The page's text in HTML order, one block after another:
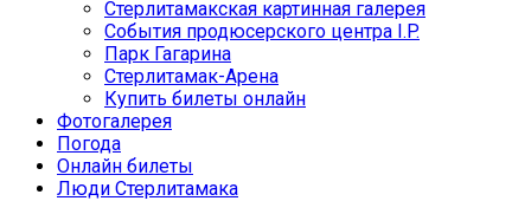
Стерлитамакская картинная галерея
События продюсерского центра I.P.
Парк Гагарина
Стерлитамак-Арена
Купить билеты онлайн
Фотогалерея
Погода
Онлайн билеты
Люди Стерлитамака